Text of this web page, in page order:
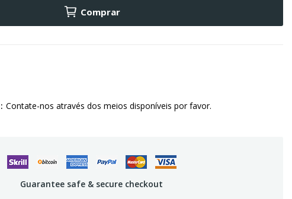
Comprar
Contate-nos através dos meios disponíveis por favor.
Guarantee safe & secure checkout